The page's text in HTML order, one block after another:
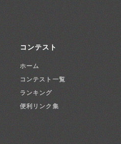
コンテスト
ホーム
コンテスト一覧
ランキング
便利リンク集